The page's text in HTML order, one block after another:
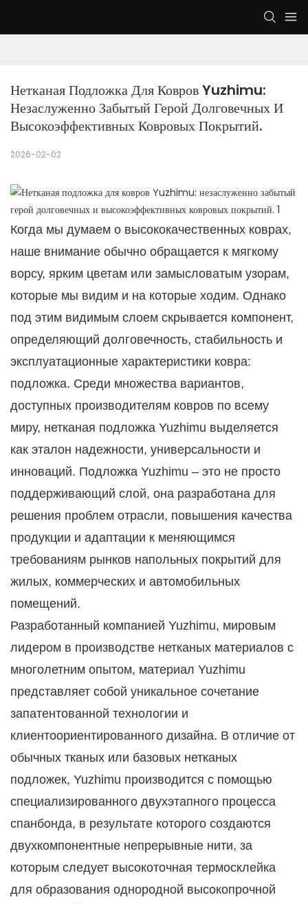
Нетканая Подложка Для Ковров Yuzhimu:
Незаслуженно Забытый Герой Долговечных И
Высокоэффективных Ковровых Покрытий.
2026-02-02
Когда мы думаем о высококачественных коврах,
наше внимание обычно обращается к мягкому
ворсу, ярким цветам или замысловатым узорам,
которые мы видим и на которые ходим. Однако
под этим видимым слоем скрывается компонент,
определяющий долговечность, стабильность и
эксплуатационные характеристики ковра:
подложка. Среди множества вариантов,
доступных производителям ковров по всему
миру, нетканая подложка Yuzhimu выделяется
как эталон надежности, универсальности и
инноваций. Подложка Yuzhimu – это не просто
поддерживающий слой, она разработана для
решения проблем отрасли, повышения качества
продукции и адаптации к меняющимся
требованиям рынков напольных покрытий для
жилых, коммерческих и автомобильных
помещений.
Разработанный компанией Yuzhimu, мировым
лидером в производстве нетканых материалов с
многолетним опытом, материал Yuzhimu
представляет собой уникальное сочетание
запатентованной технологии и
клиентоориентированного дизайна. В отличие от
обычных тканых или базовых нетканых
подложек, Yuzhimu производится с помощью
специализированного двухэтапного процесса
спанбонда, в результате которого создаются
двухкомпонентные непрерывные нити, за
которым следует высокоточная термосклейка
для образования однородной высокопрочной